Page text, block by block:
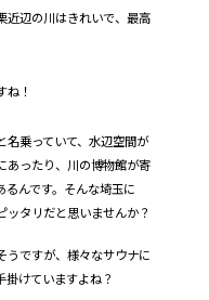
近辺の川はきれいで、最高
ね！
名乗っていて、水辺空間が
あったり、川の博物館が寄
るんです。そんな埼玉に
ッタリだと思いませんか？
うですが、様々なサウナに
けていますよね？